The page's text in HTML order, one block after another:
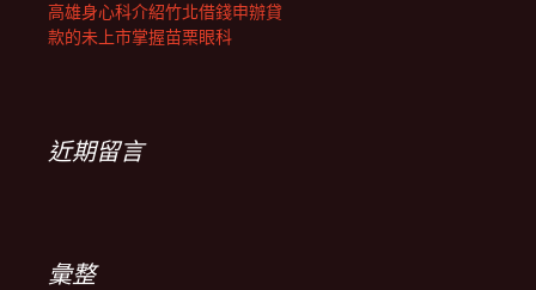
高雄身心科介紹竹北借錢申辦貸
款的未上市掌握苗栗眼科
近期留言
彙整